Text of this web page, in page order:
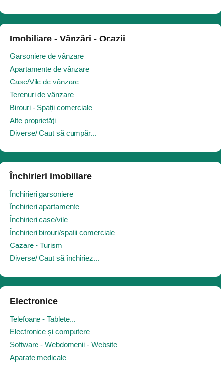
Imobiliare - Vânzări - Ocazii
Garsoniere de vânzare
Apartamente de vânzare
Case/Vile de vânzare
Terenuri de vânzare
Birouri - Spații comerciale
Alte proprietăți
Diverse/ Caut să cumpăr...
Închirieri imobiliare
Închirieri garsoniere
Închirieri apartamente
Închirieri case/vile
Închirieri birouri/spații comerciale
Cazare - Turism
Diverse/ Caut să închiriez...
Electronice
Telefoane - Tablete...
Electronice și computere
Software - Webdomenii - Website
Aparate medicale